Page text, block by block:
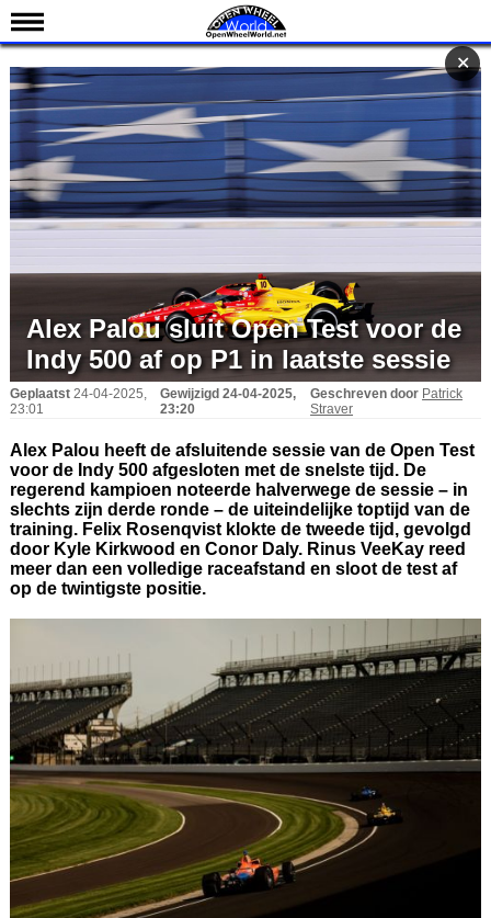
Nieuws
Kalender
Uitslagen
Standen
Coureurs
IndyCar 101
Indy 500
English
Alex Palou sluit Open Test voor de
Indy 500 af op P1 in laatste sessie
Geplaatst 24-04-2025,
23:01
Gewijzigd 24-04-2025,
23:20
Geschreven door Patrick
Straver
Alex Palou heeft de afsluitende sessie van de Open Test
voor de Indy 500 afgesloten met de snelste tijd. De
regerend kampioen noteerde halverwege de sessie – in
slechts zijn derde ronde – de uiteindelijke toptijd van de
training. Felix Rosenqvist klokte de tweede tijd, gevolgd
door Kyle Kirkwood en Conor Daly. Rinus VeeKay reed
meer dan een volledige raceafstand en sloot de test af
op de twintigste positie.
✕
✕